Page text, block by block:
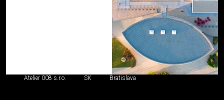
Atelier 008 s.r.o. SK Bratislava